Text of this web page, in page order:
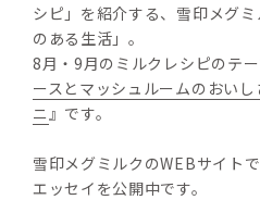
シピ」を紹介する、雪印メグ
のある生活」。
8月・9月のミルクレシピのテ
ースとマッシュルームのおい
ニ 』です。
雪印メグミルクのWEBサイト
エッセイを公開中です。